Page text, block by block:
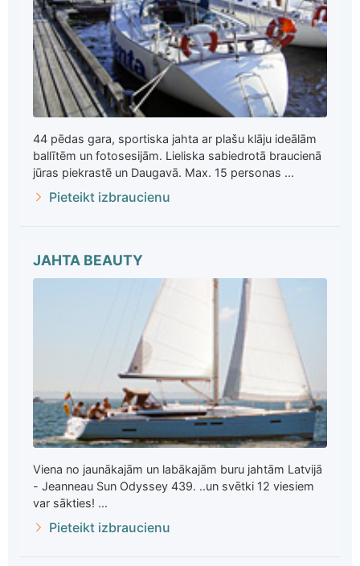
44 pēdas gara, sportiska jahta ar plašu klāju ideālām
ballītēm un fotosesijām. Lieliska sabiedrotā braucienā
jūras piekrastē un Daugavā. Max. 15 personas ...
Pieteikt izbraucienu
JAHTA BEAUTY
Viena no jaunākajām un labākajām buru jahtām Latvijā
- Jeanneau Sun Odyssey 439. ..un svētki 12 viesiem
var sākties! ...
Pieteikt izbraucienu